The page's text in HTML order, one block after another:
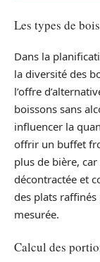
Les types de
Dans la
la diversité des
l’offre
boissons sans
influencer la
offrir un buffet
plus de bière,
décontractée et
des plats
mesurée.
Calcul des